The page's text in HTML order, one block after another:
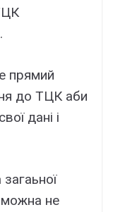
прямий
до ТЦК аби
дані і
можна не